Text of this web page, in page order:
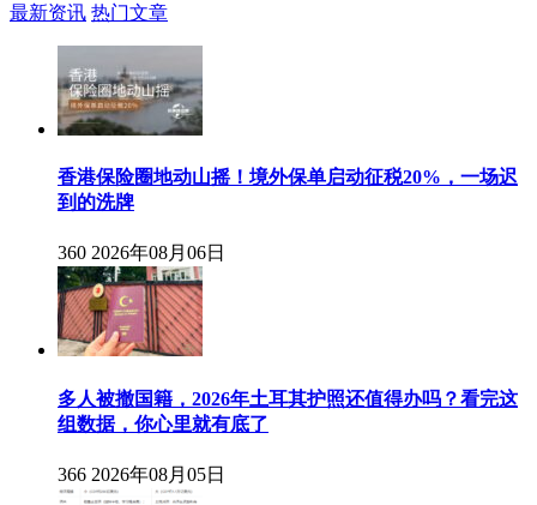
最新资讯 热门文章
香港保险圈地动山摇！境外保单启动征税20%，一场迟
到的洗牌
360 2026年08月06日
多人被撤国籍，2026年土耳其护照还值得办吗？看完这
组数据，你心里就有底了
366 2026年08月05日